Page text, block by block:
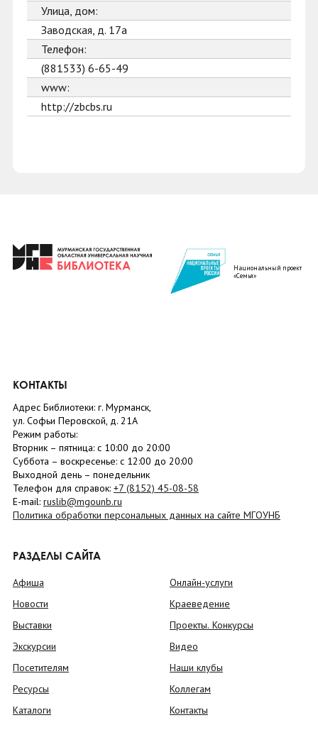
Улица, дом:
Заводская, д. 17а
Телефон:
(881533) 6-65-49
www:
http://zbcbs.ru
Национальный проект
«Семья»
КОНТАКТЫ
Адрес Библиотеки: г. Мурманск,
ул. Софьи Перовской, д. 21А
Режим работы:
Вторник – пятница: с 10:00 до 20:00
Суббота – воскресенье: c 12:00 до 20:00
Выходной день – понедельник
Телефон для справок: +7 (8152) 45-08-58
E-mail: ruslib@mgounb.ru
Политика обработки персональных данных на сайте МГОУНБ
РАЗДЕЛЫ САЙТА
Афиша
Новости
Выставки
Экскурсии
Посетителям
Ресурсы
Каталоги
Онлайн-услуги
Краеведение
Проекты. Конкурсы
Видео
Наши клубы
Коллегам
Контакты